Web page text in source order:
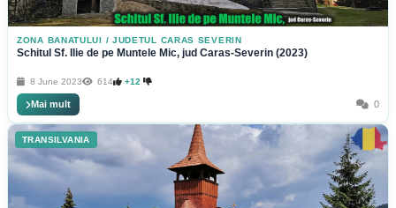
ZONA BANATULUI / JUDETUL CARAS SEVERIN
Schitul Sf. Ilie de pe Muntele Mic, jud Caras-Severin (2023)
8 June 2023 614 +12
Mai mult 0
TRANSILVANIA